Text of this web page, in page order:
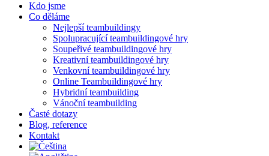
Kdo jsme
Co děláme
Nejlepší teambuildingy
Spolupracující teambuildingové hry
Soupeřivé teambuildingové hry
Kreativní teambuildingové hry
Venkovní teambuildingové hry
Online Teambuildingové hry
Hybridní teambuilding
Vánoční teambuilding
Časté dotazy
Blog, reference
Kontakt